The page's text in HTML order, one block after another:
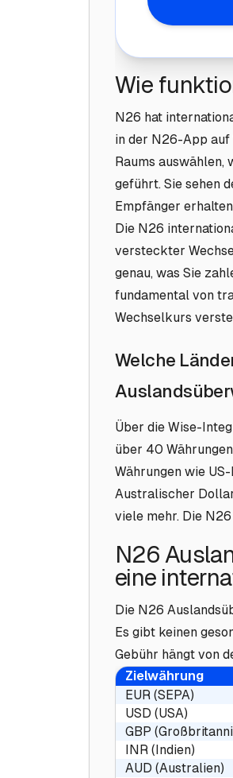
Wie
N26 hat
in der N26-App auf
Raums auswählen,
geführt. Sie sehen
Empfänger
Die N26
versteckter
genau, was Sie
fundamental von
Wechselkurs
Welche
Über die Wise-
über 40
Währungen wie
Australischer
viele mehr. Die
N26
eine
Die N26
Es gibt keinen
Gebühr hängt von
Zielwährung
EUR (SEPA)
USD (USA)
GBP
INR (Indien)
AUD (Australien)